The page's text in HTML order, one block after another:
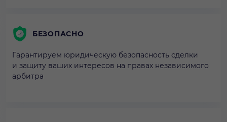
БЕЗОПАСНО
Гарантируем юридическую безопасность сделки
и защиту ваших интересов на правах независимого
арбитра